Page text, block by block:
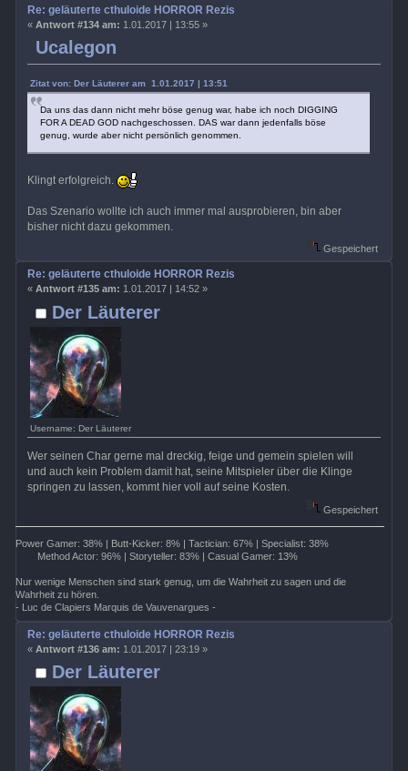
Ucalegon
Re: geläuterte cthuloide HORROR Rezis
« Antwort #134 am: 1.01.2017 | 13:55 »
Zitat von: Der Läuterer am 1.01.2017 | 13:51
Da uns das dann nicht mehr böse genug war, habe ich noch DIGGING
FOR A DEAD GOD nachgeschossen. DAS war dann jedenfalls böse
genug, wurde aber nicht persönlich genommen.
Klingt erfolgreich.
Das Szenario wollte ich auch immer mal ausprobieren, bin aber
bisher nicht dazu gekommen.
Gespeichert
Der Läuterer
Username: Der Läuterer
Re: geläuterte cthuloide HORROR Rezis
« Antwort #135 am: 1.01.2017 | 14:52 »
Wer seinen Char gerne mal dreckig, feige und gemein spielen will
und auch kein Problem damit hat, seine Mitspieler über die Klinge
springen zu lassen, kommt hier voll auf seine Kosten.
Gespeichert
Power Gamer: 38% | Butt-Kicker: 8% | Tactician: 67% | Specialist: 38%
Method Actor: 96% | Storyteller: 83% | Casual Gamer: 13%
Nur wenige Menschen sind stark genug, um die Wahrheit zu sagen und die
Wahrheit zu hören.
- Luc de Clapiers Marquis de Vauvenargues -
Der Läuterer
Re: geläuterte cthuloide HORROR Rezis
« Antwort #136 am: 1.01.2017 | 23:19 »